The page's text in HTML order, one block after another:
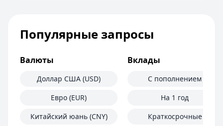
Популярные запросы
Валюты
Доллар США (USD)
Евро (EUR)
Китайский юань (CNY)
Вклады
С пополнением
На 1 год
Краткосрочные